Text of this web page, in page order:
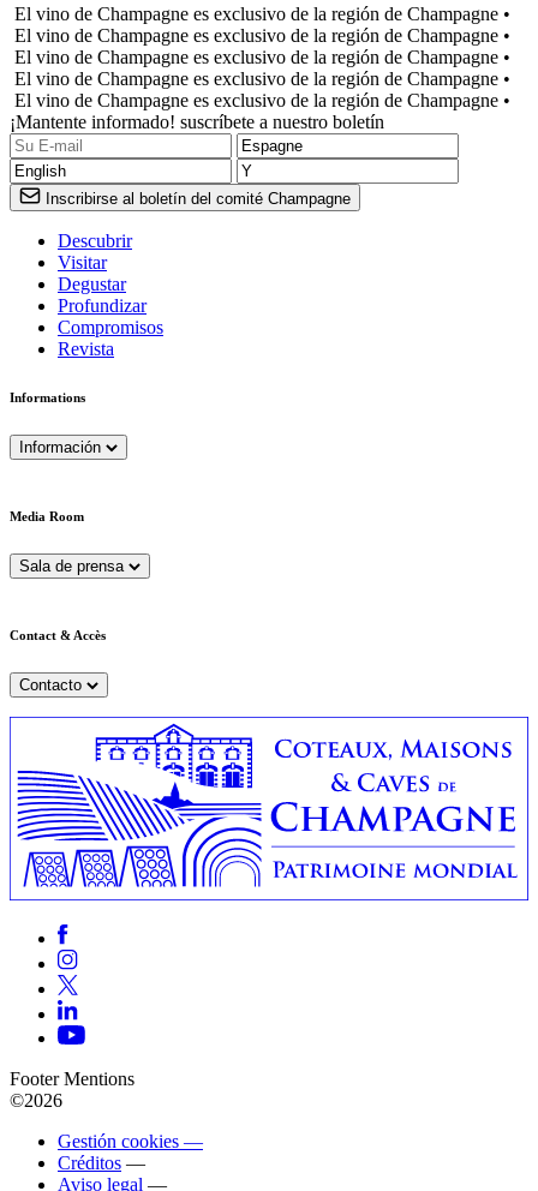
El vino de Champagne es exclusivo de la región de Champagne •
El vino de Champagne es exclusivo de la región de Champagne •
El vino de Champagne es exclusivo de la región de Champagne •
El vino de Champagne es exclusivo de la región de Champagne •
El vino de Champagne es exclusivo de la región de Champagne •
¡Mantente informado! suscríbete a nuestro boletín
Inscribirse al boletín del comité Champagne
Descubrir
Visitar
Degustar
Profundizar
Compromisos
Revista
Informations
Información
Media Room
Sala de prensa
Contact & Accès
Contacto
Footer Mentions
©2026
Gestión cookies —
Créditos —
Aviso legal —